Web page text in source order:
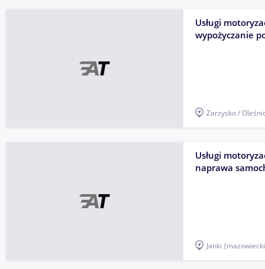
Usługi
wypożyczanie
Zarzysko /
Usługi
naprawa
Janki